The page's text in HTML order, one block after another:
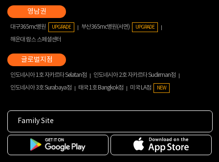
대구365mc병원 UPGRADE 부산365mc병원(서면) UPGRADE
해운대 람스 스페셜센터
인도네시아 1호 자카르타 Selatan점
인도네시아 2호 자카르타 Sudirman점
인도네시아 3호 Surabaya점
태국 1호 Bangkok점 미국 LA점 NEW
Family Site